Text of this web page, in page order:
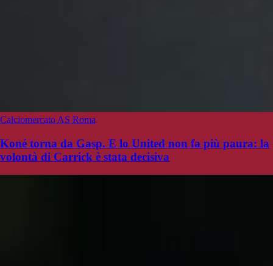
Calciomercato AS Roma
Koné torna da Gasp. E lo United non fa più paura: la
volontà di Carrick è stata decisiva